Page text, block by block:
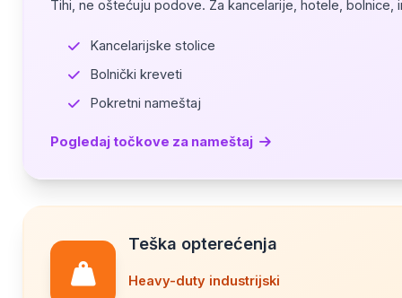
Tihi, ne oštećuju podove. Za kancelarije, hotele, bolnice,
Kancelarijske stolice
Bolnički kreveti
Pokretni nameštaj
Pogledaj točkove za nameštaj
Teška opterećenja
Heavy-duty industrijski